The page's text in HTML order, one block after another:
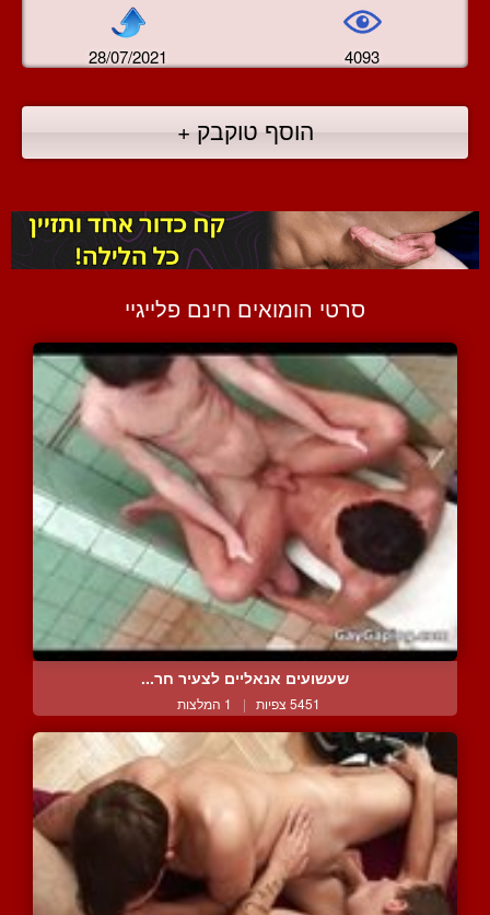
28/07/2021 4093
הוסף טוקבק +
סרטי הומואים חינם פלייגיי
שעשועים אנאליים לצעיר חר...
5451 צפיות | 1 המלצות